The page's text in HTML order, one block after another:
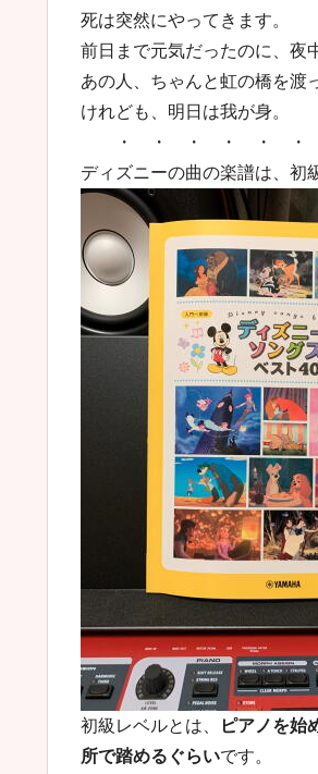
死は突然にやってきます。
前日まで元気だったのに、夜
あの人、ちゃんと虹の橋を渡
けれども、明日は我が身。
・ ・ ・ ・ ・ ・
ディズニーの曲の楽譜は、初
初級レベルとは、
ピアノを始
所で踏めるぐらいです。